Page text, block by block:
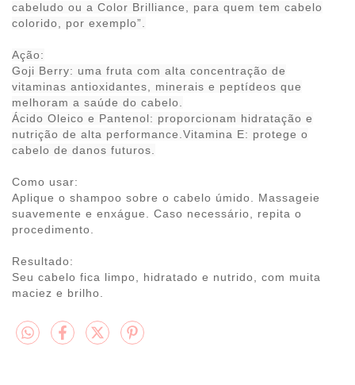
cabeludo ou a Color Brilliance, para quem tem cabelo
colorido, por exemplo”.
Ação:
Goji Berry: uma fruta com alta concentração de
vitaminas antioxidantes, minerais e peptídeos que
melhoram a saúde do cabelo.
Ácido Oleico e Pantenol: proporcionam hidratação e
nutrição de alta performance.Vitamina E: protege o
cabelo de danos futuros.
Como usar:
Aplique o shampoo sobre o cabelo úmido. Massageie
suavemente e enxágue. Caso necessário, repita o
procedimento.
Resultado:
Seu cabelo fica limpo, hidratado e nutrido, com muita
maciez e brilho.